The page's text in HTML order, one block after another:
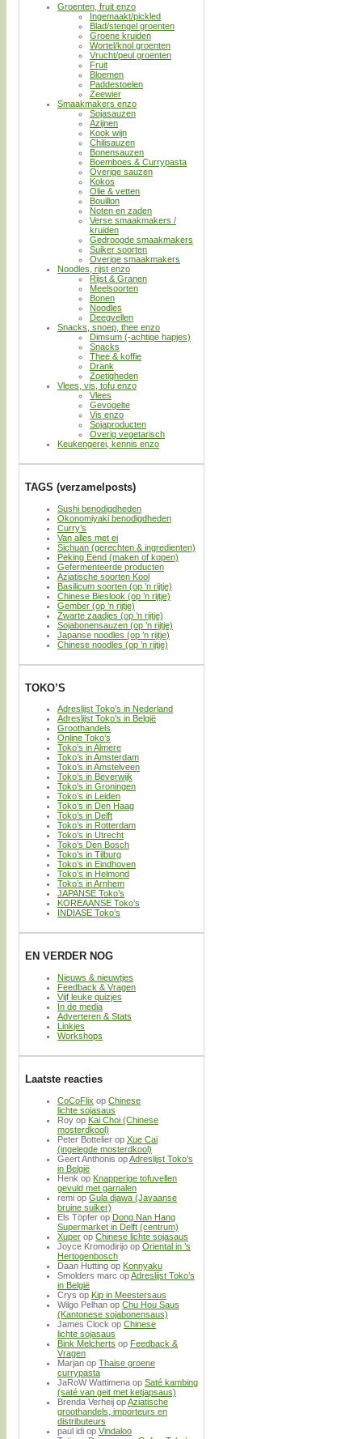
Groenten, fruit enzo
Ingemaakt/pickled
Blad/stengel groenten
Groene kruiden
Wortel/knol groenten
Vrucht/peul groenten
Fruit
Bloemen
Paddestoelen
Zeewier
Smaakmakers enzo
Sojasauzen
Azijnen
Kook wijn
Chilisauzen
Bonensauzen
Boemboes & Currypasta
Overige sauzen
Kokos
Olie & vetten
Bouillon
Noten en zaden
Verse smaakmakers /
kruiden
Gedroogde smaakmakers
Suiker soorten
Overige smaakmakers
Noodles, rijst enzo
Rijst & Granen
Meelsoorten
Bonen
Noodles
Deegvellen
Snacks, snoep, thee enzo
Dimsum (-achtige hapjes)
Snacks
Thee & koffie
Drank
Zoetigheden
Vlees, vis, tofu enzo
Vlees
Gevogelte
Vis enzo
Sojaproducten
Overig vegetarisch
Keukengerei, kennis enzo
TAGS (verzamelposts)
Sushi benodigdheden
Okonomiyaki benodigdheden
Curry’s
Van alles met ei
Sichuan (gerechten & ingredienten)
Peking Eend (maken of kopen)
Gefermenteerde producten
Aziatische soorten Kool
Basilicum soorten (op ’n rijtje)
Chinese Bieslook (op ’n rijtje)
Gember (op ’n rijtje)
Zwarte zaadjes (op ’n rijtje)
Sojabonensauzen (op ’n rijtje)
Japanse noodles (op ’n rijtje)
Chinese noodles (op ’n rijtje)
TOKO’S
Adreslijst Toko’s in Nederland
Adreslijst Toko’s in België
Groothandels
Online Toko’s
Toko’s in Almere
Toko’s in Amsterdam
Toko’s in Amstelveen
Toko’s in Beverwijk
Toko’s in Groningen
Toko’s in Leiden
Toko’s in Den Haag
Toko’s in Delft
Toko’s in Rotterdam
Toko’s in Utrecht
Toko’s Den Bosch
Toko’s in Tilburg
Toko’s in Eindhoven
Toko’s in Helmond
Toko’s in Arnhem
JAPANSE Toko’s
KOREAANSE Toko’s
INDIASE Toko’s
EN VERDER NOG
Nieuws & nieuwtjes
Feedback & Vragen
Vijf leuke quizjes
In de media
Adverteren & Stats
Linkjes
Workshops
Laatste reacties
CoCoFlix op Chinese
lichte sojasaus
Roy op Kai Choi (Chinese
mosterdkool)
Peter Bottelier op Xue Cai
(ingelegde mosterdkool)
Geert Anthonis opAdreslijst Toko’s
in België
Henk op Knapperige tofuvellen
gevuld met garnalen
remi op Gula djawa (Javaanse
bruine suiker)
Els Töpfer op Dong Nan Hang
Supermarket in Delft (centrum)
Xuper op Chinese lichte sojasaus
Joyce Kromodirijo op Oriental in ’s
Hertogenbosch
Daan Hutting op Konnyaku
Smolders marc opAdreslijst Toko’s
in België
Crys op Kip in Meestersaus
Wilgo Pelhan op Chu Hou Saus
(Kantonese sojabonensaus)
James Clock op Chinese
lichte sojasaus
Bink Melcherts op Feedback &
Vragen
Marjan op Thaise groene
currypasta
JaRoW Wattimena op Saté kambing
(saté van geit met ketjapsaus)
Brenda Verheij opAziatische
groothandels, importeurs en
distributeurs
paul idi op Vindaloo